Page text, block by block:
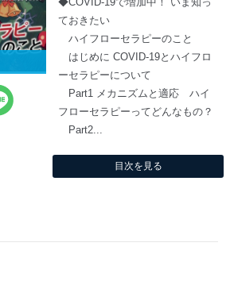
ておきたい
ハイフローセラピーのこと
はじめに COVID-19とハイフロ
ーセラピーについて
Part1 メカニズムと適応 ハイ
フローセラピーってどんなもの？
Part2...
目次を見る